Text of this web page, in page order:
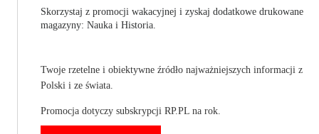
Skorzystaj z promocji wakacyjnej i zyskaj dodatkowe drukowane
magazyny: Nauka i Historia.
Twoje rzetelne i obiektywne źródło najważniejszych informacji z
Polski i ze świata.
Promocja dotyczy subskrypcji RP.PL na rok.